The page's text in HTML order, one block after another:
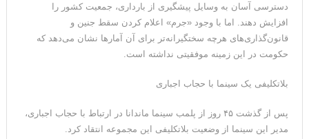
دسترسی آسان به وسایل پیشگیری از بارداری، جمعیت کشور را
افزایش دهند. اما با وجود «جرم» اعلام کردن سقط جنین و
قانون‌گذاری‌های هرچه‌ سختگیرانه‌تر برای آن آمارها نشان می‌دهد که
حکومت در این زمینه موفقیتی نداشته است.
بلاتکلیفی یک سینما با حجاب اجباری
پس از گذشت ۴۵ روز از پلمب سینما ماندانا در ارتباط با حجاب اجباری،
مدیر این سینما از وضعیت بلاتکلیفی این مجموعه انتقاد کرد.